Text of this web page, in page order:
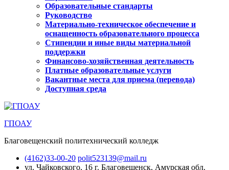
Образовательные стандарты
Руководство
Материально-техническое обеспечение и
оснащенность образовательного процесса
Стипендии и иные виды материальной
поддержки
Финансово-хозяйственная деятельность
Платные образовательные услуги
Вакантные места для приема (перевода)
Доступная среда
ГПОАУ
Благовещенский политехнический колледж
(4162)33-00-20 polit523139@mail.ru
ул. Чайковского, 16 г. Благовещенск, Амурская обл.